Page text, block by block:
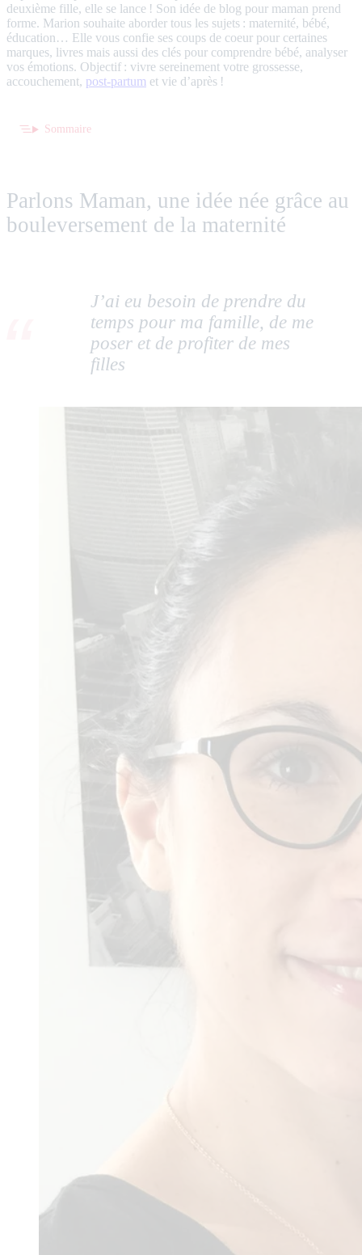
deuxième fille, elle se lance ! Son idée de blog pour maman prend
forme. Marion souhaite aborder tous les sujets : maternité, bébé,
éducation… Elle vous confie ses coups de coeur pour certaines
marques, livres mais aussi des clés pour comprendre bébé, analyser
vos émotions. Objectif : vivre sereinement votre grossesse,
accouchement, post-partum et vie d’après !
Sommaire
Parlons Maman, une idée née grâce au
bouleversement de la maternité
J’ai eu besoin de prendre du
temps pour ma famille, de me
poser et de profiter de mes
filles